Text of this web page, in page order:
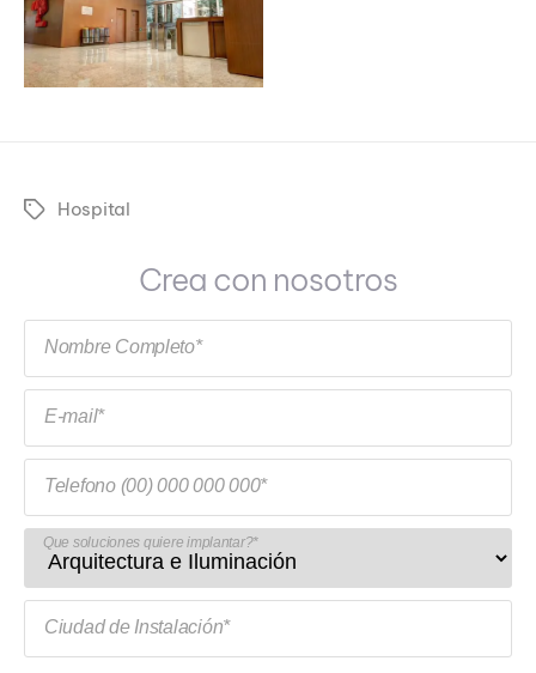
TagsHospital
Crea con nosotros
Nombre Completo*
E-mail*
Telefono (00) 000 000 000*
Que soluciones quiere implantar?*
Ciudad de Instalación*